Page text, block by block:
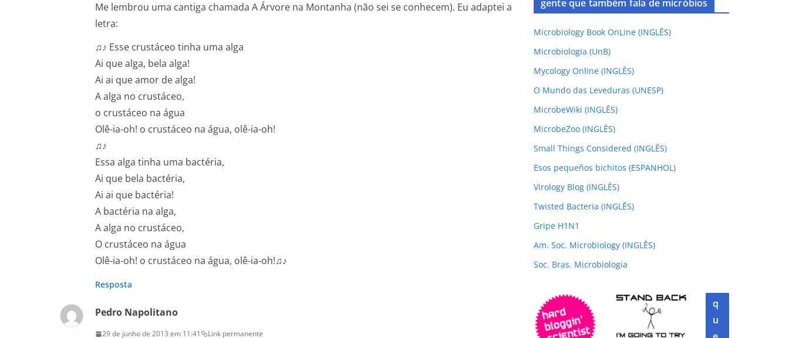
Me lembrou uma cantiga chamada A Árvore na Montanha (não sei se conhecem). Eu adaptei a
letra:
♫♪ Esse crustáceo tinha uma alga
Ai que alga, bela alga!
Ai ai que amor de alga!
A alga no crustáceo,
o crustáceo na água
Olê-ia-oh! o crustáceo na água, olê-ia-oh!
♫♪
Essa alga tinha uma bactéria,
Ai que bela bactéria,
Ai ai que bactéria!
A bactéria na alga,
A alga no crustáceo,
O crustáceo na água
Olê-ia-oh! o crustáceo na água, olê-ia-oh!♫♪
Resposta
Pedro Napolitano
29 de junho de 2013 em 11:41 Link permanente
gente que também fala de micróbios
Microbiology Book OnLine (INGLÊS)
Microbiologia (UnB)
Mycology Online (INGLÊS)
O Mundo das Leveduras (UNESP)
MicrobeWiki (INGLÊS)
MicrobeZoo (INGLÊS)
Small Things Considered (INGLÊS)
Esos pequeños bichitos (ESPANHOL)
Virology Blog (INGLÊS)
Twisted Bacteria (INGLÊS)
Gripe H1N1
Am. Soc. Microbiology (INGLÊS)
Soc. Bras. Microbiologia
q
u